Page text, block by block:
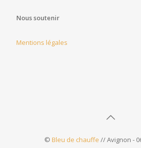
Nous soutenir
Mentions légales
© Bleu de chauffe // Avignon -